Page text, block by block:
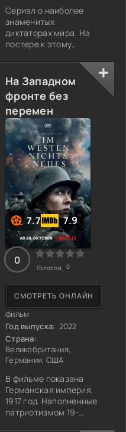
Сериал о наиболее
знаменитых
диктаторах мира. На
постере к этому
диктаторов: всем
знакомый Адольф
Гитлер, Саддам Хусейн
и чернокожий Иди
Амин. Первых двоих
представлять не
нужно, а о изуверствах
диктатора Уганды Иди
Амина многие зрители,
возможно, узнают
лишь из данного
фильма.
На Западном
фронте без
перемен
7.7 7.9
фильм
Год выпуска: 2022
Страна:
Великобритания,
Германия, США
В фильме показана
Германская империя,
1917 год. Наполненные
патриотизмом 19-
СМОТРЕТЬ ОНЛАЙН
0
Голосов: 0